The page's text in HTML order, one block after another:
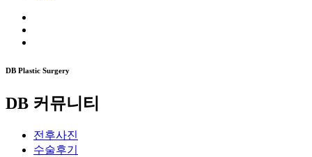
DB Plastic Surgery
DB 커뮤니티
전후사진
수술후기